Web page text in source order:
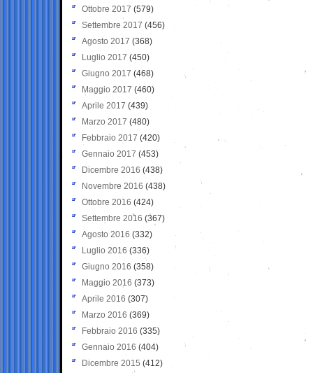
Ottobre 2017 (579)
Settembre 2017 (456)
Agosto 2017 (368)
Luglio 2017 (450)
Giugno 2017 (468)
Maggio 2017 (460)
Aprile 2017 (439)
Marzo 2017 (480)
Febbraio 2017 (420)
Gennaio 2017 (453)
Dicembre 2016 (438)
Novembre 2016 (438)
Ottobre 2016 (424)
Settembre 2016 (367)
Agosto 2016 (332)
Luglio 2016 (336)
Giugno 2016 (358)
Maggio 2016 (373)
Aprile 2016 (307)
Marzo 2016 (369)
Febbraio 2016 (335)
Gennaio 2016 (404)
Dicembre 2015 (412)